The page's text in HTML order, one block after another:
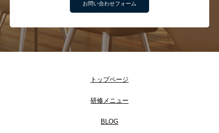
お問い合わせフォーム
トップページ
研修メニュー
BLOG